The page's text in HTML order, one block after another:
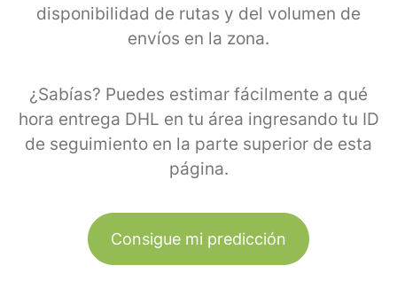
disponibilidad de rutas y del volumen de
envíos en la zona.
¿Sabías? Puedes estimar fácilmente a qué
hora entrega DHL en tu área ingresando tu ID
de seguimiento en la parte superior de esta
página.
Consigue mi predicción